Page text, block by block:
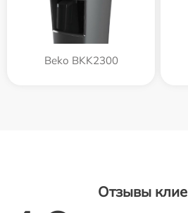
Beko BKK2300
Отзывы